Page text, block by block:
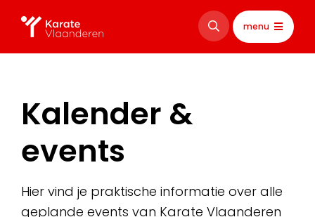
menu
Kalender &
events
Hier vind je praktische informatie over alle
geplande events van Karate Vlaanderen